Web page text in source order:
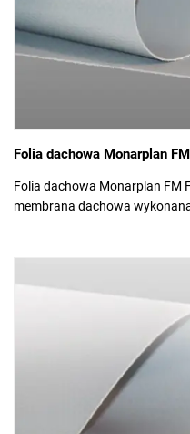
Folia dachowa Monarplan
Folia dachowa Monarplan FM
membrana dachowa